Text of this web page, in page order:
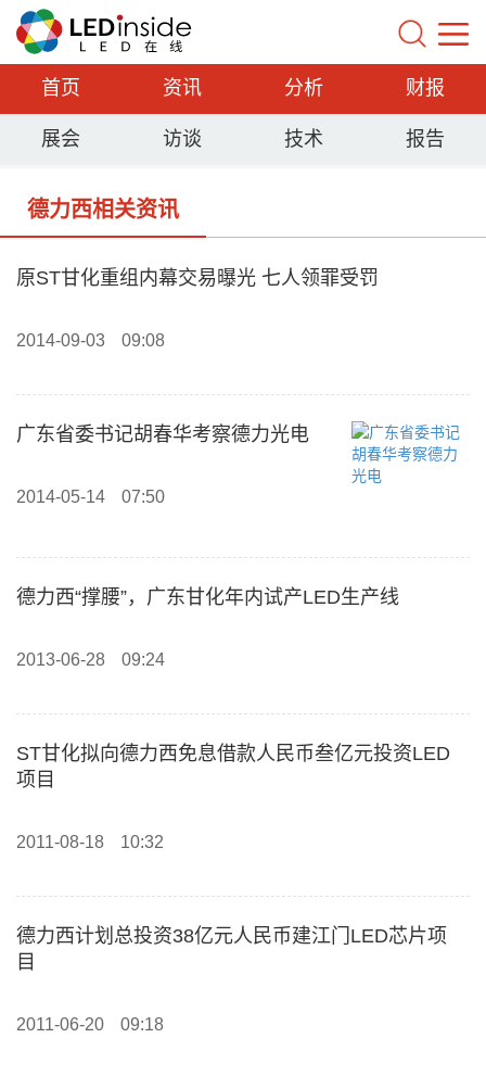
首页 资讯 分析 财报
展会 访谈 技术 报告
德力西相关资讯
原ST甘化重组内幕交易曝光 七人领罪受罚
2014-09-03 09:08
广东省委书记胡春华考察德力光电
2014-05-14 07:50
德力西“撑腰”，广东甘化年内试产LED生产线
2013-06-28 09:24
ST甘化拟向德力西免息借款人民币叁亿元投资LED
项目
2011-08-18 10:32
德力西计划总投资38亿元人民币建江门LED芯片项
目
2011-06-20 09:18